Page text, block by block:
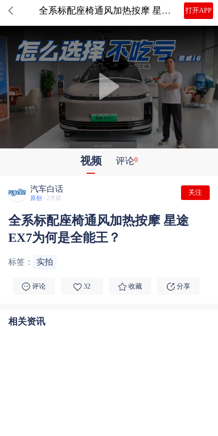
全系标配座椅通风加热按摩 星途EX7为何是全能王？ 打开APP
视频 评论0
汽车白话
原创 · 2月前
关注
全系标配座椅通风加热按摩 星途
EX7为何是全能王？
标签： 实拍
评论 32 收藏 分享
相关资讯